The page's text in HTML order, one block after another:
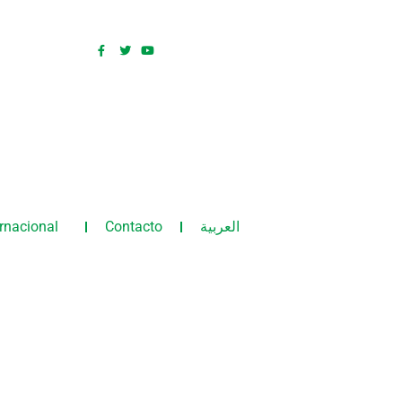
Contacto العربية